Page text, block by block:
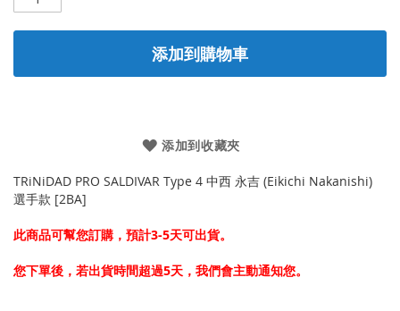
添加到購物車
添加到收藏夾
TRiNiDAD PRO SALDIVAR Type 4 中西 永吉 (Eikichi Nakanishi)
選手款 [2BA]
此商品可幫您訂購，預計3-5天可出貨。
您下單後，若出貨時間超過5天，我們會主動通知您。